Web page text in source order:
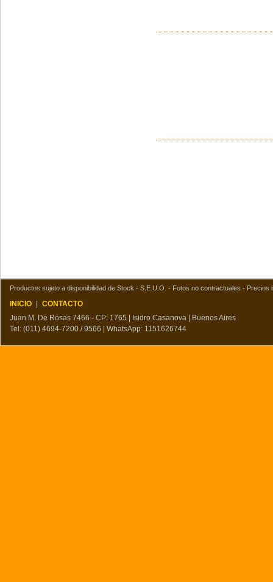
Productos sujeto a disponibilidad de Stock - S.E.U.O. - Fotos no contractuales -
INICIO
CONTACTO
Juan M. De Rosas 7466 - CP: 1765 | Isidro Casanova | Buenos Aires
Tel: (011) 4694-7200 / 9566 | WhatsApp: 1151626744